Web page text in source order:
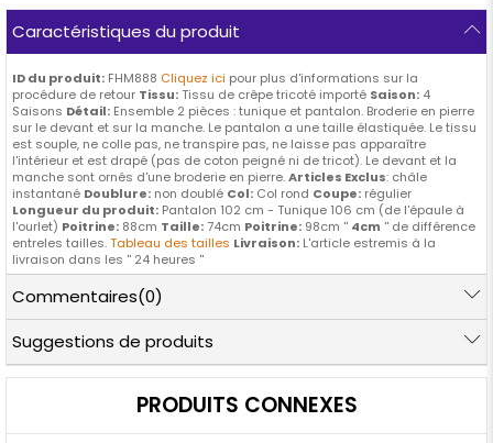
Caractéristiques du produit
ID du produit: FHM888 Cliquez ici pour plus d'informations sur la
procédure de retour Tissu: Tissu de crêpe tricoté importé Saison: 4
Saisons Détail: Ensemble 2 pièces : tunique et pantalon. Broderie en pierre
sur le devant et sur la manche. Le pantalon a une taille élastiquée. Le tissu
est souple, ne colle pas, ne transpire pas, ne laisse pas apparaître
l'intérieur et est drapé (pas de coton peigné ni de tricot). Le devant et la
manche sont ornés d'une broderie en pierre.Articles Exclus: châle
instantané Doublure: non doublé Col: Col rond Coupe: régulier
Longueur du produit: Pantalon 102 cm - Tunique 106 cm (de l'épaule à
l'ourlet) Poitrine: 88cm Taille:74cm Poitrine: 98cm '' 4cm '' de différence
entreles tailles.Tableau des tailles Livraison: L'article estremis à la
livraison dans les '' 24 heures ''
Commentaires(0)
Suggestions de produits
PRODUITS CONNEXES